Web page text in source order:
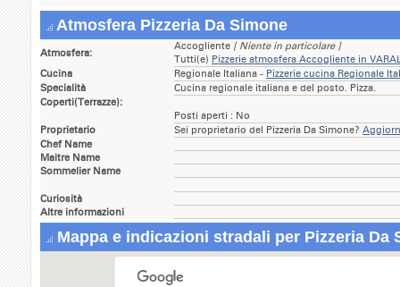
Atmosfera Pizzeria Da Simone
Atmosfera:
Accogliente [ Niente in particolare ]
Tutti(e) Pizzerie atmosfera Accogliente in
Cucina
Regionale Italiana - Pizzerie cucina Regionale
Specialità
Cucina regionale italiana e del posto. Pizza.
Coperti(Terrazze):
Posti aperti : No
Proprietario
Sei proprietario del Pizzeria Da Simone?
Chef Name
Maitre Name
Sommelier Name
Curiosità
Altre informazioni
Mappa e indicazioni stradali per Pizzeria Da